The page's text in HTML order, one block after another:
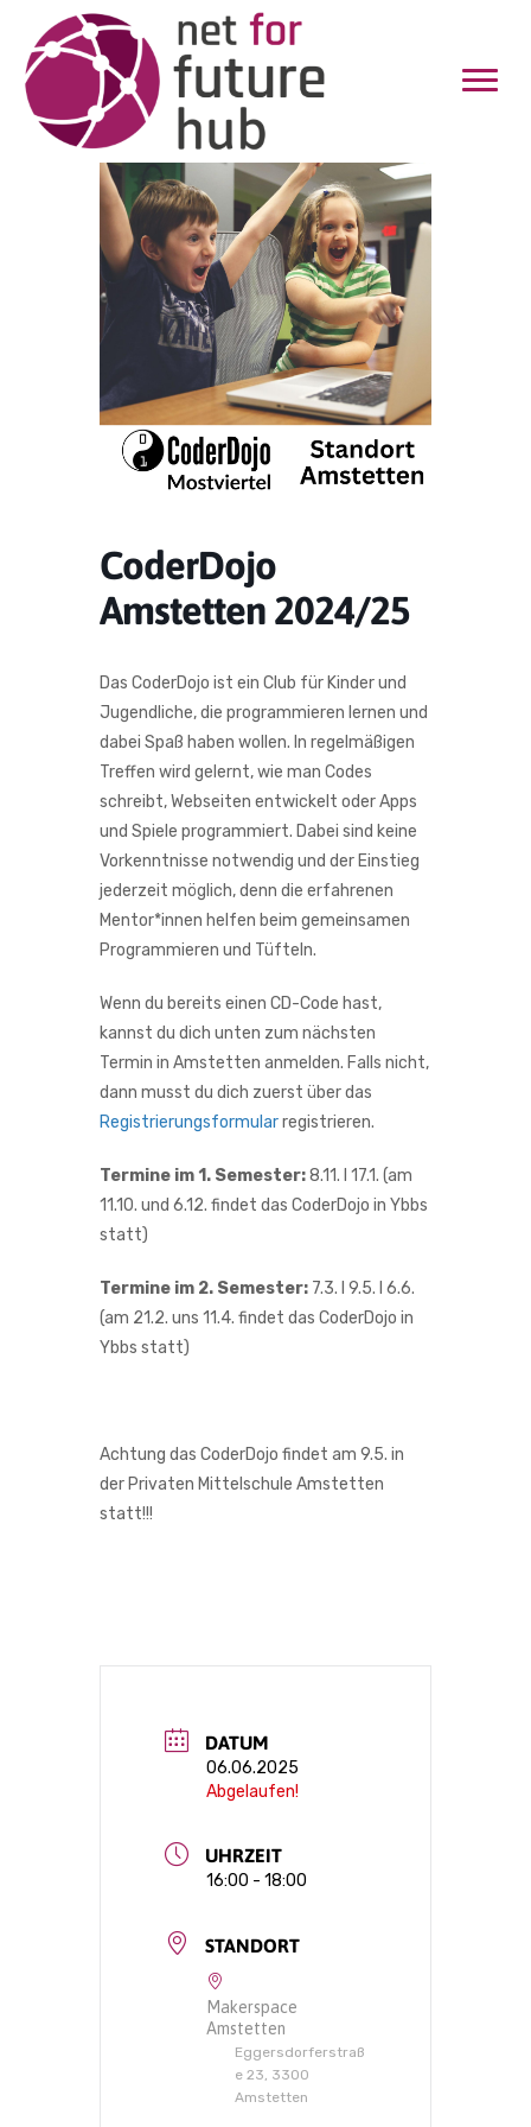
CoderDojo
Amstetten 2024/25
Das CoderDojo ist ein Club für Kinder und
Jugendliche, die programmieren lernen und
dabei Spaß haben wollen. In regelmäßigen
Treffen wird gelernt, wie man Codes
schreibt, Webseiten entwickelt oder Apps
und Spiele programmiert. Dabei sind keine
Vorkenntnisse notwendig und der Einstieg
jederzeit möglich, denn die erfahrenen
Mentor*innen helfen beim gemeinsamen
Programmieren und Tüfteln.
Wenn du bereits einen CD-Code hast,
kannst du dich unten zum nächsten
Termin in Amstetten anmelden. Falls nicht,
dann musst du dich zuerst über das
Registrierungsformularregistrieren.
Termine im 1. Semester:8.11. I 17.1. (am
11.10. und 6.12. findet das CoderDojo in Ybbs
statt)
Termine im 2. Semester: 7.3. I 9.5. I 6.6.
(am 21.2. uns 11.4. findet das CoderDojo in
Ybbs statt)
Achtung das CoderDojo findet am 9.5. in
der Privaten Mittelschule Amstetten
statt!!!
DATUM
06.06.2025
Abgelaufen!
UHRZEIT
16:00 - 18:00
STANDORT
Makerspace
Amstetten
Eggersdorferstraß
e 23, 3300
Amstetten